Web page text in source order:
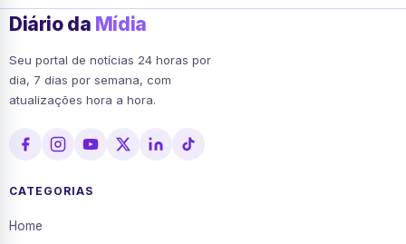
Diário da Mídia
Seu portal de notícias 24 horas por
dia, 7 dias por semana, com
atualizações hora a hora.
CATEGORIAS
Home